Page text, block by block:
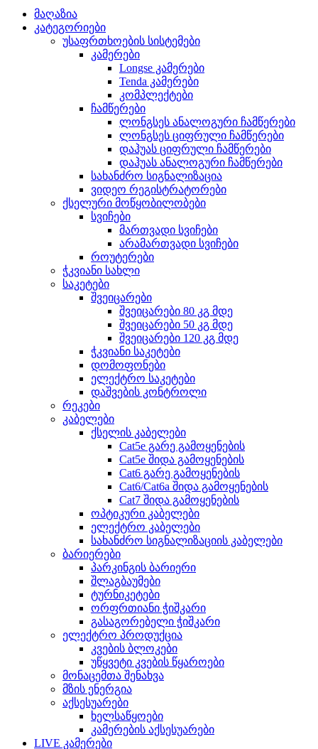
მაღაზია
კატეგორიები
უსაფრთხოების სისტემები
კამერები
Longse კამერები
Tenda კამერები
კომპლექტები
ჩამწერები
ლონგსეს ანალოგური ჩამწერები
ლონგსეს ციფრული ჩამწერები
დაჰუას ციფრული ჩამწერები
დაჰუას ანალოგური ჩამწერები
სახანძრო სიგნალიზაცია
ვიდეო რეგისტრატორები
ქსელური მოწყობილობები
სვიჩები
მართვადი სვიჩები
არამართვადი სვიჩები
როუტერები
ჭკვიანი სახლი
საკეტები
შვეიცარები
შვეიცარები 80 კგ მდე
შვეიცარები 50 კგ მდე
შვეიცარები 120 კგ მდე
ჭკვიანი საკეტები
დომოფონები
ელექტრო საკეტები
დაშვების კონტროლი
რეკები
კაბელები
ქსელის კაბელები
Cat5e გარე გამოყენების
Cat5e შიდა გამოყენების
Cat6 გარე გამოყენების
Cat6/Cat6a შიდა გამოყენების
Cat7 შიდა გამოყენების
ოპტიკური კაბელები
ელექტრო კაბელები
სახანძრო სიგნალიზაციის კაბელები
ბარიერები
პარკინგის ბარიერი
შლაგბაუმები
ტურნიკეტები
ორფრთიანი ჭიშკარი
გასაგორებელი ჭიშკარი
ელექტრო პროდუქცია
კვების ბლოკები
უწყვეტი კვების წყაროები
მონაცემთა შენახვა
მზის ენერგია
აქსესუარები
ხელსაწყოები
კამერების აქსესუარები
LIVE კამერები